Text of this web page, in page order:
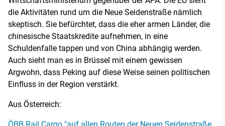
die Aktivitäten rund um die Neue Seidenstraße nämlich
skeptisch. Sie befürchtet, dass die eher armen Länder, die
chinesische Staatskredite aufnehmen, in eine
Schuldenfalle tappen und von China abhängig werden.
Auch sieht man es in Brüssel mit einem gewissen
Argwohn, dass Peking auf diese Weise seinen politischen
Einfluss in der Region verstärkt.
Aus Österreich:
ÖBB Rail Cargo "auf allen Routen der Neuen Seidenstraße